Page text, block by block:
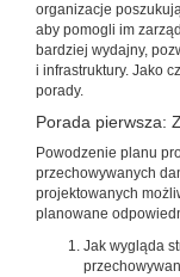
organizacje
aby pomogli im
bardziej wydajny,
i infrastruktury. Jako
porady.
Porada pierwsza:
Powodzenie planu
przechowywanych
projektowanych
planowane
Jak wygląda